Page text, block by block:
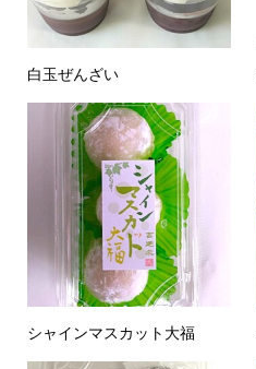
白玉ぜんざい
シャインマスカット大福